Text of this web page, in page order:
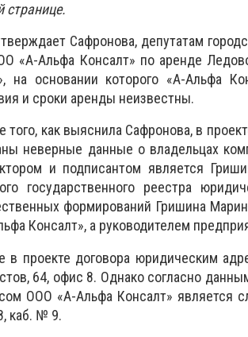
странице.
Сафронова, депутатам
«А-Альфа Консалт» по аренде
на основании которого «А-Альфа
и сроки аренды неизвестны.
того, как выяснила Сафронова, в
неверные данные о владельцах
и подписантом является
государственного реестра
формирований Гришина
Консалт», а руководителем
в проекте договора юридическим
64, офис 8. Однако согласно
ООО «А-Альфа Консалт» является
каб. № 9.